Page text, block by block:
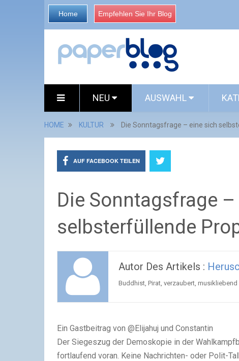
Home Empfehlen Sie Ihr Blog
NEU AUSWAHL
HOME KULTUR Die Sonntagsfrage – eine sich
AUF FACEBOOK TEILEN
Die Sonntagsfrage
selbsterfüllende
Autor Des Artikels :
Buddhist, Pirat, verzaubert,
Ein Gastbeitrag von @Elijahuj und Constantin
Der Siegeszug der Demoskopie in der
fortlaufend voran. Keine Nachrichten- oder Polit-